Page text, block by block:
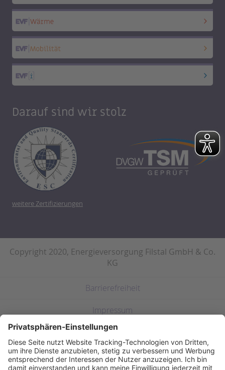
Darauf sind wir stolz
weitere Zertifizierungen
Copyright 2020, Energieversorgung Filstal GmbH & Co.
KG
Barrierefreiheit
Impressum
Datenschutz
Haftungsausschluss